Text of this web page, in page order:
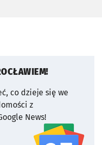
co dzieje się we
z
News!